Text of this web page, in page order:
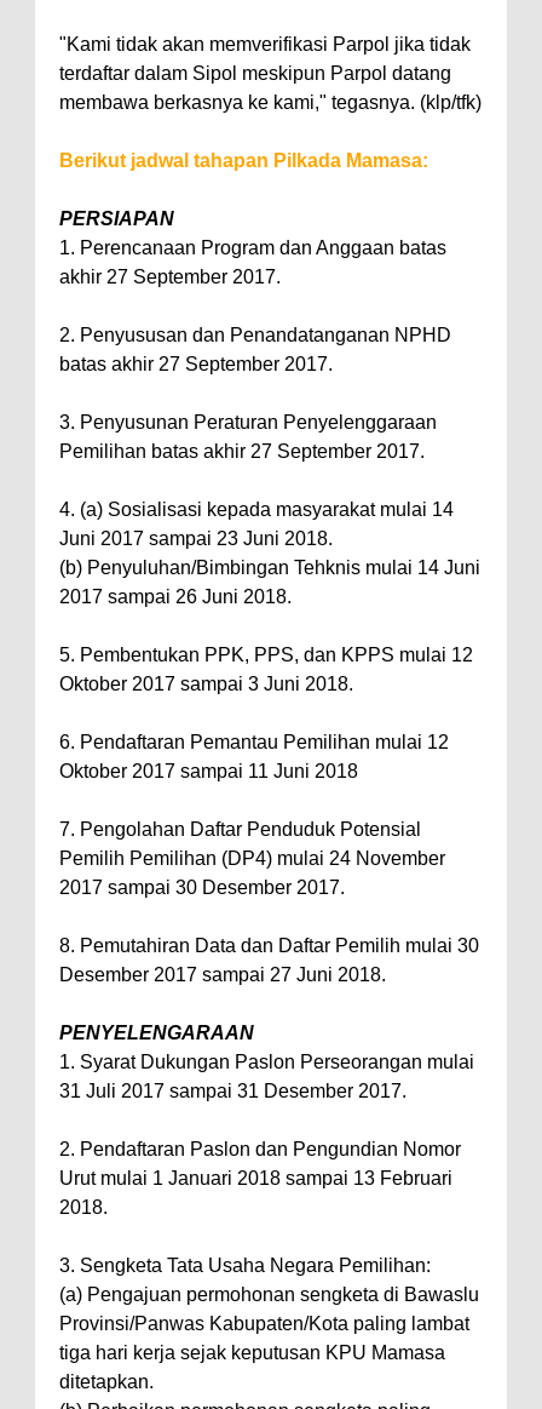
"Kami tidak akan memverifikasi Parpol jika tidak
terdaftar dalam Sipol meskipun Parpol datang
membawa berkasnya ke kami," tegasnya. (klp/tfk)
Berikut jadwal tahapan Pilkada Mamasa:
PERSIAPAN
1. Perencanaan Program dan Anggaan batas
akhir 27 September 2017.
2. Penyususan dan Penandatanganan NPHD
batas akhir 27 September 2017.
3. Penyusunan Peraturan Penyelenggaraan
Pemilihan batas akhir 27 September 2017.
4. (a) Sosialisasi kepada masyarakat mulai 14
Juni 2017 sampai 23 Juni 2018.
(b) Penyuluhan/Bimbingan Tehknis mulai 14 Juni
2017 sampai 26 Juni 2018.
5. Pembentukan PPK, PPS, dan KPPS mulai 12
Oktober 2017 sampai 3 Juni 2018.
6. Pendaftaran Pemantau Pemilihan mulai 12
Oktober 2017 sampai 11 Juni 2018
7. Pengolahan Daftar Penduduk Potensial
Pemilih Pemilihan (DP4) mulai 24 November
2017 sampai 30 Desember 2017.
8. Pemutahiran Data dan Daftar Pemilih mulai 30
Desember 2017 sampai 27 Juni 2018.
PENYELENGARAAN
1. Syarat Dukungan Paslon Perseorangan mulai
31 Juli 2017 sampai 31 Desember 2017.
2. Pendaftaran Paslon dan Pengundian Nomor
Urut mulai 1 Januari 2018 sampai 13 Februari
2018.
3. Sengketa Tata Usaha Negara Pemilihan:
(a) Pengajuan permohonan sengketa di Bawaslu
Provinsi/Panwas Kabupaten/Kota paling lambat
tiga hari kerja sejak keputusan KPU Mamasa
ditetapkan.